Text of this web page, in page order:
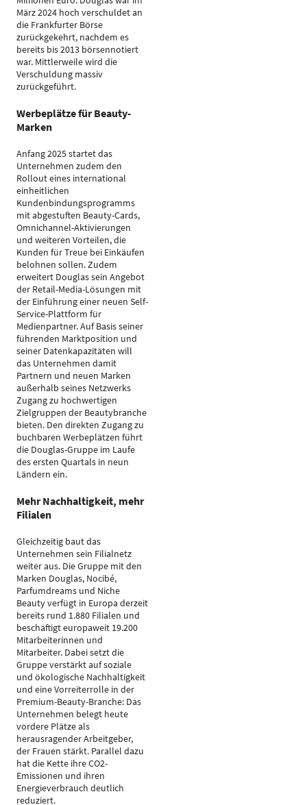
März 2024 hoch verschuldet an
die Frankfurter Börse
zurückgekehrt, nachdem es
bereits bis 2013 börsennotiert
war. Mittlerweile wird die
Verschuldung massiv
zurückgeführt.
Werbeplätze für Beauty-
Marken
Anfang 2025 startet das
Unternehmen zudem den
Rollout eines international
einheitlichen
Kundenbindungsprogramms
mit abgestuften Beauty-Cards,
Omnichannel-Aktivierungen
und weiteren Vorteilen, die
Kunden für Treue bei Einkäufen
belohnen sollen. Zudem
erweitert Douglas sein Angebot
der Retail-Media-Lösungen mit
der Einführung einer neuen Self-
Service-Plattform für
Medienpartner. Auf Basis seiner
führenden Marktposition und
seiner Datenkapazitäten will
das Unternehmen damit
Partnern und neuen Marken
außerhalb seines Netzwerks
Zugang zu hochwertigen
Zielgruppen der Beautybranche
bieten. Den direkten Zugang zu
buchbaren Werbeplätzen führt
die Douglas-Gruppe im Laufe
des ersten Quartals in neun
Ländern ein.
Mehr Nachhaltigkeit, mehr
Filialen
Gleichzeitig baut das
Unternehmen sein Filialnetz
weiter aus. Die Gruppe mit den
Marken Douglas, Nocibé,
Parfumdreams und Niche
Beauty verfügt in Europa derzeit
bereits rund 1.880 Filialen und
beschäftigt europaweit 19.200
Mitarbeiterinnen und
Mitarbeiter. Dabei setzt die
Gruppe verstärkt auf soziale
und ökologische Nachhaltigkeit
und eine Vorreiterrolle in der
Premium-Beauty-Branche: Das
Unternehmen belegt heute
vordere Plätze als
herausragender Arbeitgeber,
der Frauen stärkt. Parallel dazu
hat die Kette ihre CO2-
Emissionen und ihren
Energieverbrauch deutlich
reduziert.